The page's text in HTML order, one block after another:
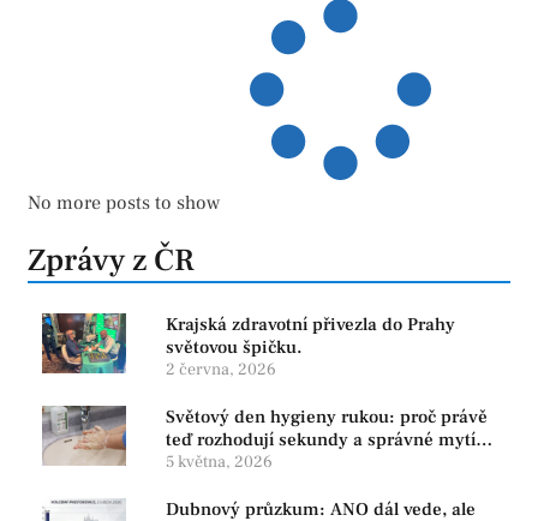
No more posts to show
Zprávy z ČR
Krajská zdravotní přivezla do Prahy
světovou špičku.
2 června, 2026
Světový den hygieny rukou: proč právě
teď rozhodují sekundy a správné mytí
rukou
5 května, 2026
Dubnový průzkum: ANO dál vede, ale